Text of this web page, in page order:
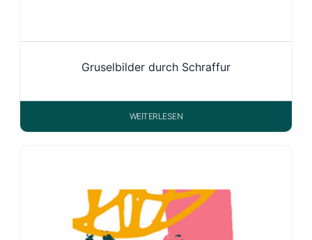
Gruselbilder durch Schraffur
WEITERLESEN